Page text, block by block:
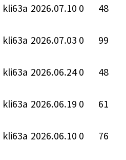
kli63a 2026.07.10 0 48
kli63a 2026.07.03 0 99
kli63a 2026.06.240 48
kli63a 2026.06.19 0 61
kli63a 2026.06.10 0 76